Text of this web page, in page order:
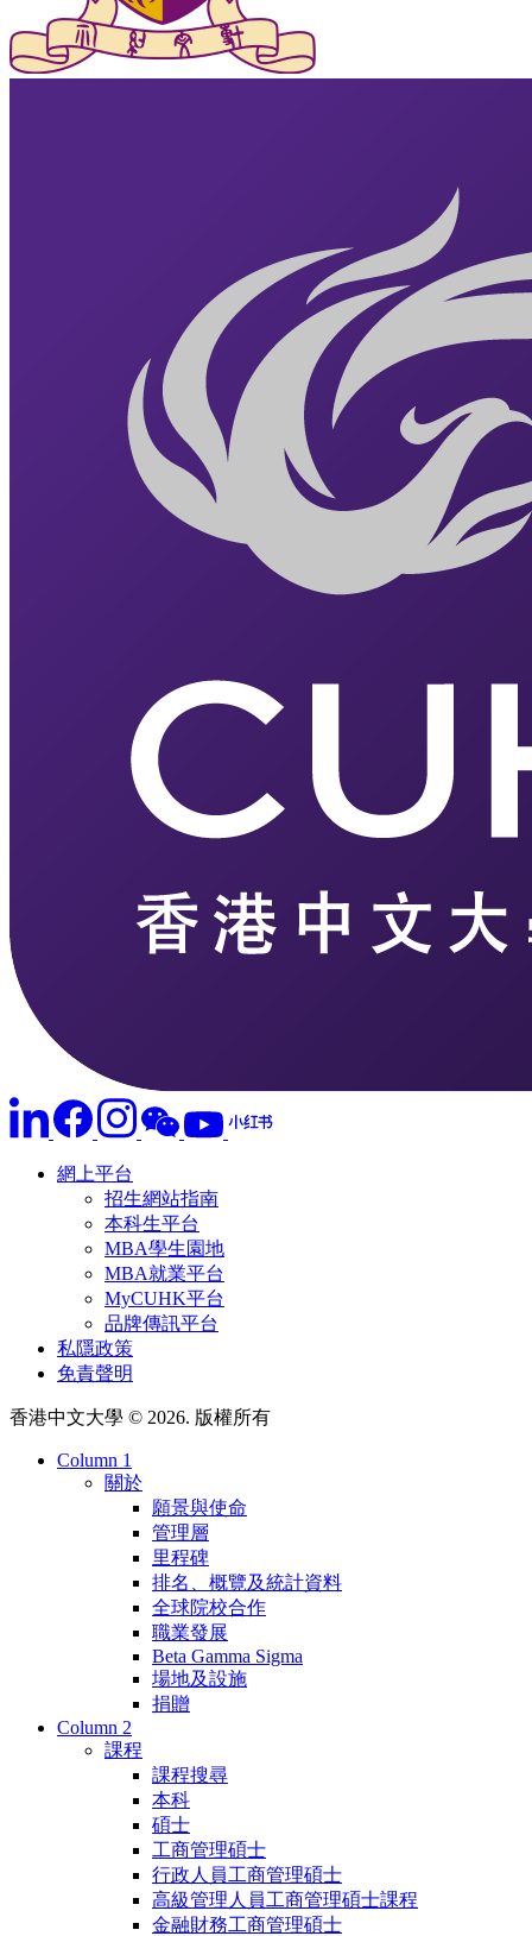
網上平台
招生網站指南
本科生平台
MBA學生園地
MBA就業平台
MyCUHK平台
品牌傳訊平台
私隱政策
免責聲明
香港中文大學 © 2026. 版權所有
Column 1
關於
願景與使命
管理層
里程碑
排名、概覽及統計資料
全球院校合作
職業發展
Beta Gamma Sigma
場地及設施
捐贈
Column 2
課程
課程搜尋
本科
碩士
工商管理碩士
行政人員工商管理碩士
高級管理人員工商管理碩士課程
金融財務工商管理碩士